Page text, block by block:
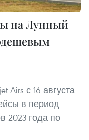
на Лунный
Airs с 16 августа
в период
2023 года по